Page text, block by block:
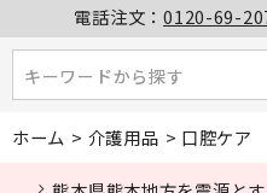
電話注文：0120-69-
キーワードから探す
キーワードから探す
ホーム > 介護用品 > 口腔ケア